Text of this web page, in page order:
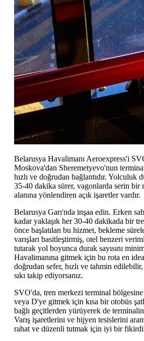
Belarusya Havalimanı Aeroexpress'i
Moskova'dan Sheremetyevo'nun
hızlı ve doğrudan bağlantıdır. Yolculuk
35-40 dakika sürer, vagonlarda serin bir
alanına yönlendiren açık işaretler vardır.
Belarusya Garı'nda inşaa edin. Erken
kadar yaklaşık her 30-40 dakikada bir
önce başlatılan bu hizmet, bekleme
varışları basitleştirmiş, otel benzeri
tutarak yol boyunca durak sayısını
Havalimanına gitmek için bu rota en
doğrudan sefer, hızlı ve tahmin edilebilir,
sıkı takip ediyorsanız.
SVO'da, tren merkezi terminal
veya D'ye gitmek için kısa bir otobüs
bağlı geçitlerden yürüyerek de
Varış işaretlerini ve hijyen tesislerini
rahat ve düzenli tutmak için iyi bir